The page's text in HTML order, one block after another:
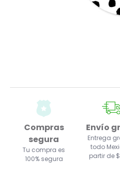
Compras
segura
Tu compra es
100% segura
Envío
Entrega
todo
partir de